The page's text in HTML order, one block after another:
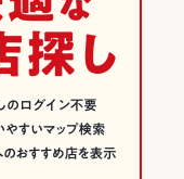
グルメなら、お得なクー
とんかつや季節のおすすめ
！24時間使える簡単便利
の飲み会にも、会社の宴
ペッパーグルメをご利用